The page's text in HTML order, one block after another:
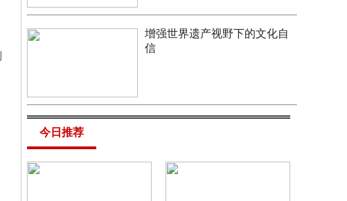
增强世界遗产视野下的文化自
信
今日推荐